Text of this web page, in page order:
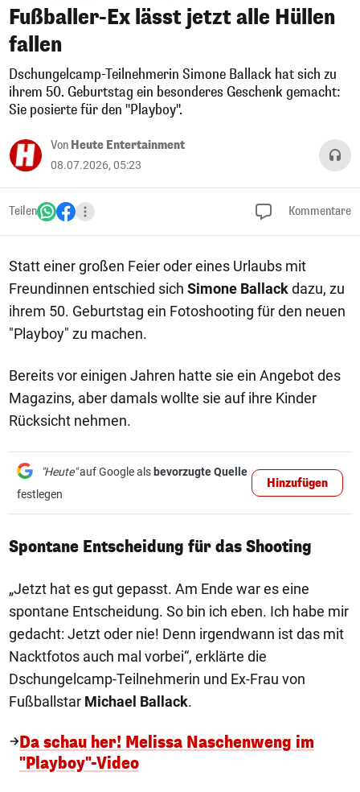
Fußballer-Ex lässt jetzt alle Hüllen
fallen
Dschungelcamp-Teilnehmerin Simone Ballack hat sich zu
ihrem 50. Geburtstag ein besonderes Geschenk gemacht:
Sie posierte für den "Playboy".
Von Heute Entertainment
08.07.2026, 05:23
Teilen Kommentare
Statt einer großen Feier oder eines Urlaubs mit
Freundinnen entschied sich Simone Ballackdazu, zu
ihrem 50. Geburtstag ein Fotoshooting für den neuen
"Playboy" zu machen.
Bereits vor einigen Jahren hatte sie ein Angebot des
Magazins, aber damals wollte sie auf ihre Kinder
Rücksicht nehmen.
"Heute"auf Google als bevorzugte Quelle
festlegen
Hinzufügen
Spontane Entscheidung für das Shooting
„Jetzt hat es gut gepasst. Am Ende war es eine
spontane Entscheidung. So bin ich eben. Ich habe mir
gedacht: Jetzt oder nie! Denn irgendwann ist das mit
Nacktfotos auch mal vorbei“, erklärte die
Dschungelcamp-Teilnehmerin und Ex-Frau von
Fußballstar Michael Ballack.
Da schau her! Melissa Naschenweng im
"Playboy"-Video